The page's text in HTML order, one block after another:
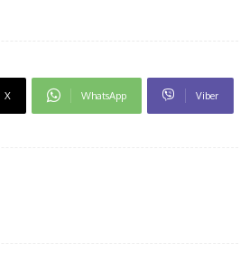
X WhatsApp Viber